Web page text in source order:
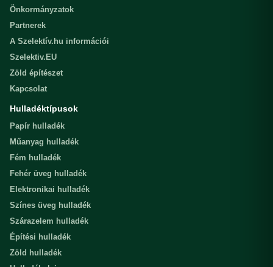
Önkormányzatok
Partnerek
A Szelektív.hu információi
Szelektiv.EU
Zöld építészet
Kapcsolat
Hulladéktípusok
Papír hulladék
Műanyag hulladék
Fém hulladék
Fehér üveg hulladék
Elektronikai hulladék
Színes üveg hulladék
Szárazelem hulladék
Építési hulladék
Zöld hulladék